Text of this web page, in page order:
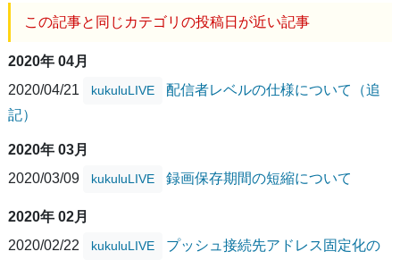
この記事と同じカテゴリの投稿日が近い記事
2020年 04月
2020/04/21
kukuluLIVE
配信者レベルの仕様について（追
記）
2020年 03月
2020/03/09
kukuluLIVE 録画保存期間の短縮について
2020年 02月
2020/02/22
kukuluLIVE
プッシュ接続先アドレス固定化の